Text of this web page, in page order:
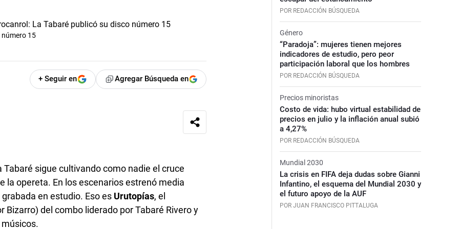
número 15
+ Seguir en Agregar Búsqueda en
Tabaré sigue cultivando como nadie el cruce
la opereta. En los escenarios estrenó media
en estudio. Eso es Urutopías, el
del combo liderado por Tabaré Rivero y
POR REDACCIÓN BÚSQUEDA
Género
“Paradoja”: mujeres tienen mejores
indicadores de estudio, pero peor
participación laboral que los hombres
POR REDACCIÓN BÚSQUEDA
Precios minoristas
Costo de vida: hubo virtual estabilidad de
precios en julio y la inflación anual subió
a 4,27%
POR REDACCIÓN BÚSQUEDA
Mundial 2030
La crisis en FIFA deja dudas sobre Gianni
Infantino, el esquema del Mundial 2030 y
el futuro apoyo de la AUF
POR JUAN FRANCISCO PITTALUGA